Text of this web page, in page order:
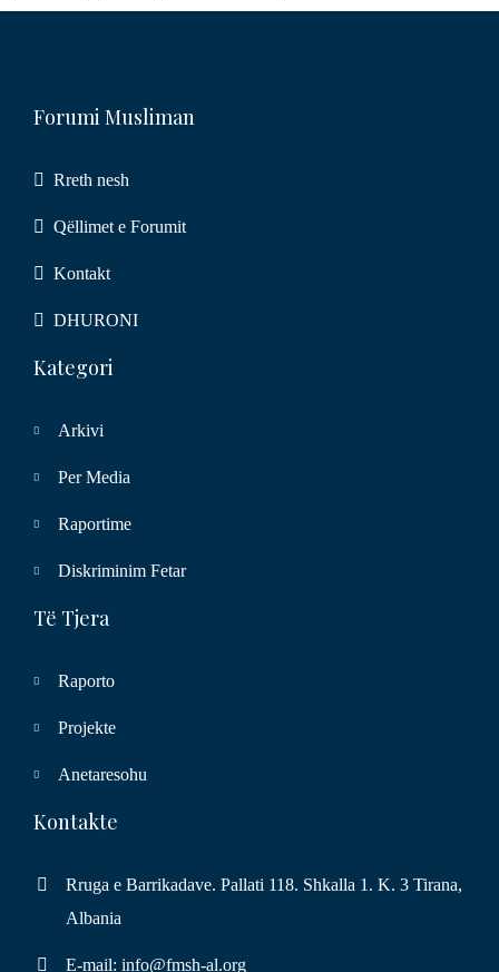
Forumi Musliman
Rreth nesh
Qëllimet e Forumit
Kontakt
DHURONI
Kategori
Arkivi
Per Media
Raportime
Diskriminim Fetar
Të Tjera
Raporto
Projekte
Anetaresohu
Kontakte
Rruga e Barrikadave. Pallati 118. Shkalla 1. K. 3 Tirana,
Albania
E-mail: info@fmsh-al.org